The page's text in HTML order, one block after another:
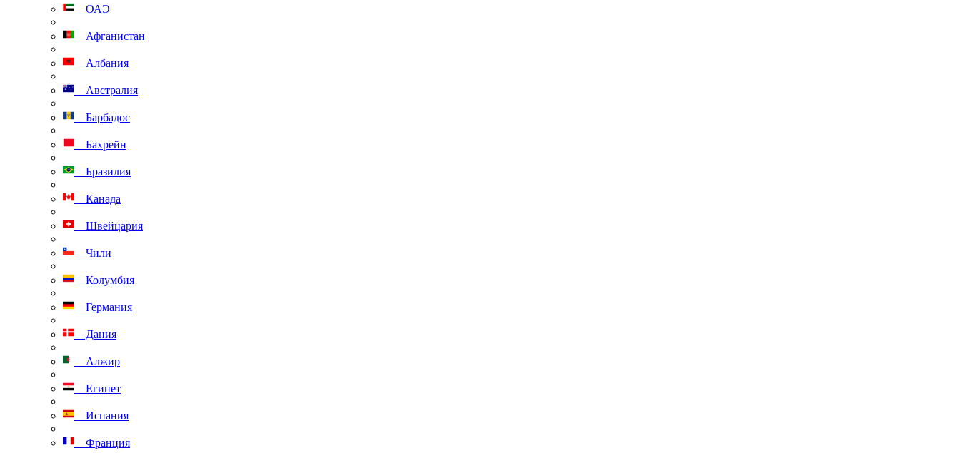
ОАЭ
Афганистан
Албания
Австралия
Барбадос
Бахрейн
Бразилия
Канада
Швейцария
Чили
Колумбия
Германия
Дания
Алжир
Египет
Испания
Франция